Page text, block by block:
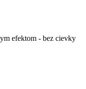
efektom - bez cievky